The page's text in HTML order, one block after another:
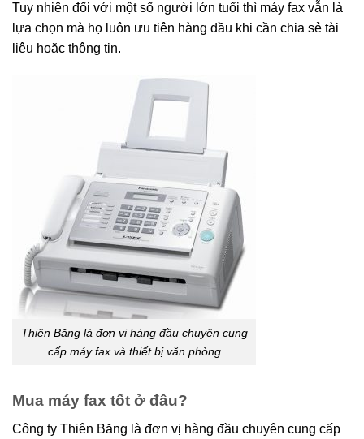
Tuy nhiên đối với một số người lớn tuổi thì máy fax vẫn là
lựa chọn mà họ luôn ưu tiên hàng đầu khi cần chia sẻ tài
liệu hoặc thông tin.
Thiên Băng là đơn vị hàng đầu chuyên cung
cấp máy fax và thiết bị văn phòng
Mua máy fax tốt ở đâu?
Công ty Thiên Băng là đơn vị hàng đầu chuyên cung cấp